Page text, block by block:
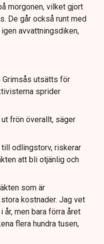
morgonen, vilket gjort
De går också runt med
avvattningsdiken,
Grimsås utsätts för
sprider
frön överallt, säger
odlingstorv, riskerar
att bli otjänlig och
som är
kostnader. Jag vet
men bara förra året
flera hundra tusen,